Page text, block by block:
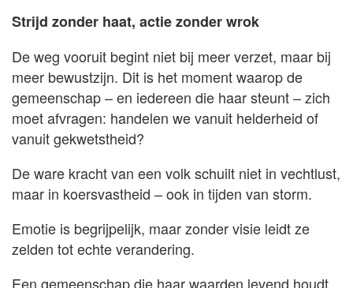
Strijd zonder haat, actie zonder wrok
De weg vooruit begint niet bij meer verzet, maar bij
meer bewustzijn. Dit is het moment waarop de
gemeenschap – en iedereen die haar steunt – zich
moet afvragen: handelen we vanuit helderheid of
vanuit gekwetstheid?
De ware kracht van een volk schuilt niet in vechtlust,
maar in koersvastheid – ook in tijden van storm.
Emotie is begrijpelijk, maar zonder visie leidt ze
zelden tot echte verandering.
Een gemeenschap die haar waarden levend houdt